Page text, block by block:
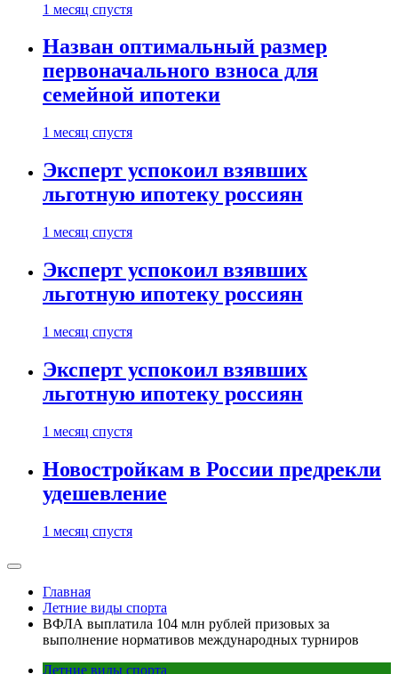
1 месяц спустя
Назван оптимальный размер
первоначального взноса для
семейной ипотеки
1 месяц спустя
Эксперт успокоил взявших
льготную ипотеку россиян
1 месяц спустя
Эксперт успокоил взявших
льготную ипотеку россиян
1 месяц спустя
Эксперт успокоил взявших
льготную ипотеку россиян
1 месяц спустя
Новостройкам в России предрекли
удешевление
1 месяц спустя
Главная
Летние виды спорта
ВФЛА выплатила 104 млн рублей призовых за
выполнение нормативов международных турниров
Летние виды спорта